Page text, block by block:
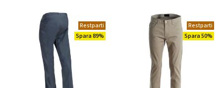
Restparti
Spara 89%
Restparti
Spara 50%